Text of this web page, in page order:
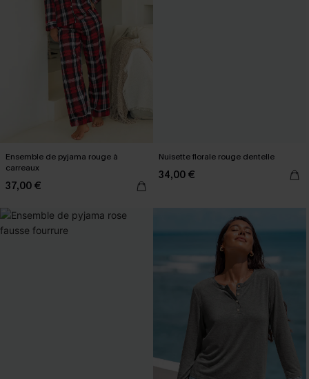
Ensemble de pyjama rouge à
carreaux
37,00 €
Nuisette florale rouge dentelle
34,00 €